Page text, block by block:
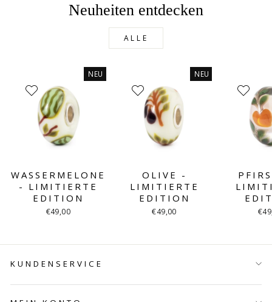
Neuheiten entdecken
ALLE
NEU
WASSERMELONE
- LIMITIERTE
EDITION
€49,00
NEU
OLIVE -
LIMITIERTE
EDITION
€49,00
KUNDENSERVICE